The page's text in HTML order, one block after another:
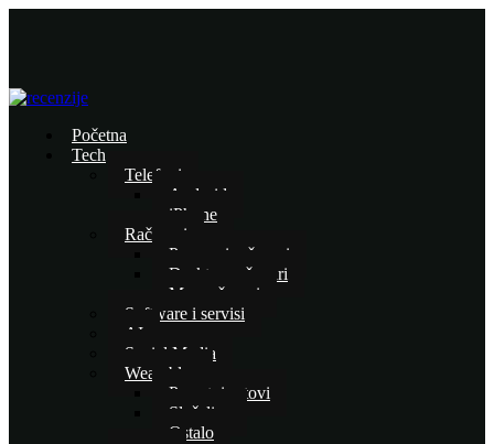
Početna
Tech
Telefoni
Android
iPhone
Računari
Prenosni računari
Desktop računari
Mac računari
Software i servisi
AI
Social Media
Wearables
Pametni satovi
Slušalice
Ostalo